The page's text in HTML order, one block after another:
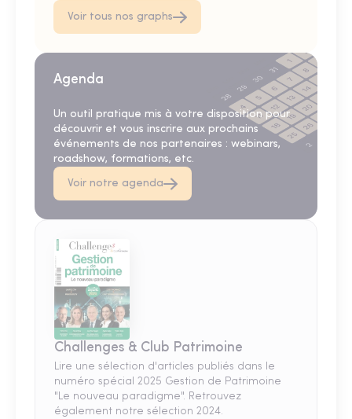
Voir tous nos graphs
Agenda
Un outil pratique mis à votre disposition pour
découvrir et vous inscrire aux prochains
événements de nos partenaires : webinars,
roadshow, formations, etc.
Voir notre agenda
Challenges & Club Patrimoine
Lire une sélection d'articles publiés dans le
numéro spécial 2025 Gestion de Patrimoine
"Le nouveau paradigme". Retrouvez
également notre sélection 2024.